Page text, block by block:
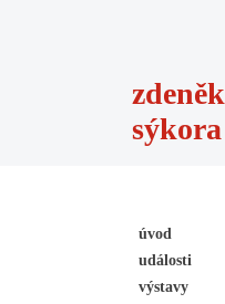
zdeněk
sýkora
úvod
události
výstavy